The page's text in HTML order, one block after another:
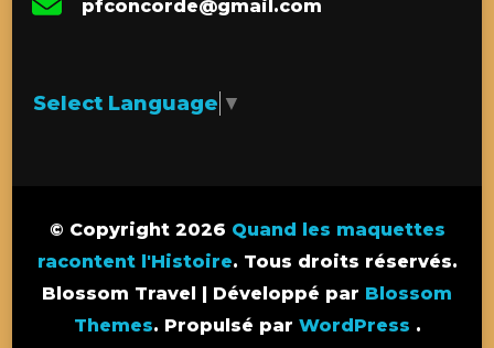
pfconcorde@gmail.com
Select Language ▼
© Copyright 2026 Quand les maquettes
racontent l'Histoire. Tous droits réservés.
Blossom Travel | Développé par Blossom
Themes. Propulsé par WordPress .